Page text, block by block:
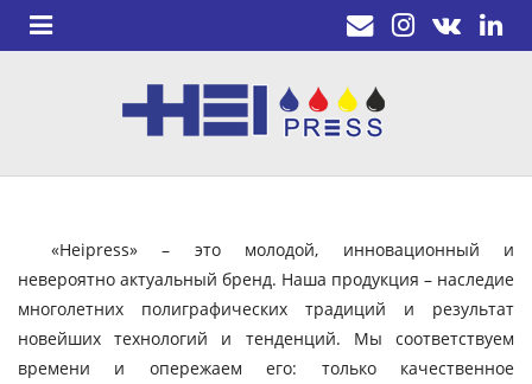
«Heipress» – это молодой, инновационный и
невероятно актуальный бренд. Наша продукция – наследие
многолетних полиграфических традиций и результат
новейших технологий и тенденций. Мы соответствуем
времени и опережаем его: только качественное